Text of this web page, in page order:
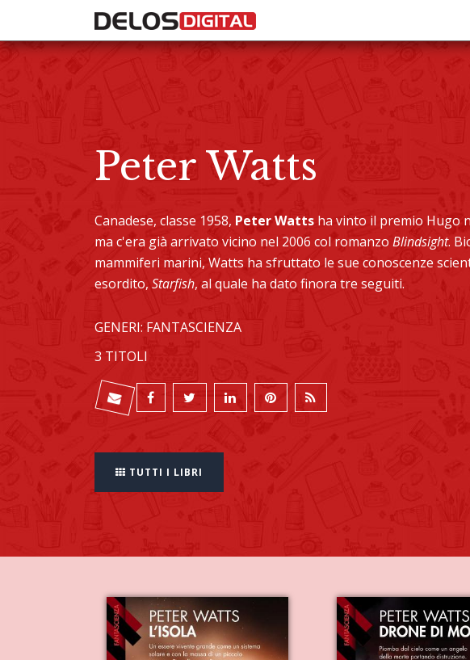
Peter Watts
Canadese, classe 1958, Peter Watts ha vinto il premio Hugo
ma c'era già arrivato vicino nel 2006 col romanzo Blindsight.
mammiferi marini, Watts ha sfruttato le sue conoscenze
esordito, Starfish, al quale ha dato finora tre seguiti.
GENERI: FANTASCIENZA
3 TITOLI
TUTTI I LIBRI